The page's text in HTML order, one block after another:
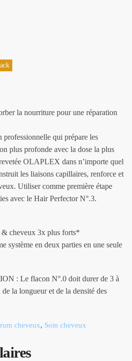
la nourriture pour une réparation
professionnelle qui prépare les
plus profonde avec la dose la plus
OLAPLEX dans n’importe quel
les liaisons capillaires, renforce et
Utiliser comme première étape
avec le Hair Perfector N°.3.
& cheveux 3x plus forts*
système en deux parties en une seule
: Le flacon N°.0 doit durer de 3 à
la longueur et de la densité des
cheveux, Soin cheveux